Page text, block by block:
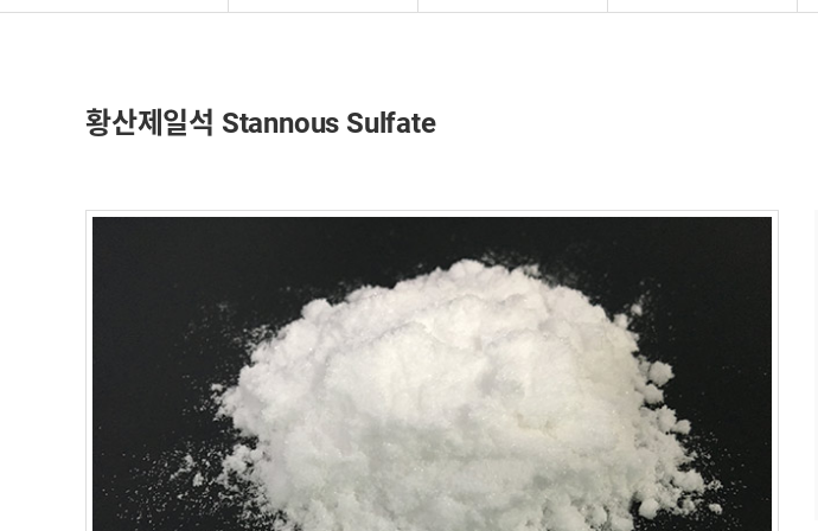
황산제일석 Stannous Sulfate